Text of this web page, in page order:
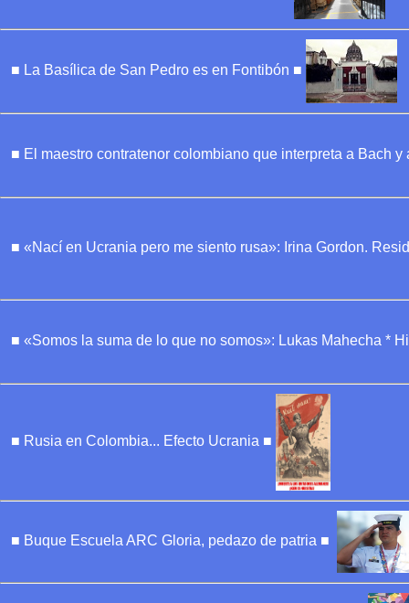
■ La Basílica de San Pedro es en Fontibón ■
■ El maestro contratenor colombiano que interpreta a Bach
■ «Nací en Ucrania pero me siento rusa»: Irina Gordon.
■ «Somos la suma de lo que no somos»: Lukas Mahecha *
■ Rusia en Colombia... Efecto Ucrania ■
■ Buque Escuela ARC Gloria, pedazo de patria ■